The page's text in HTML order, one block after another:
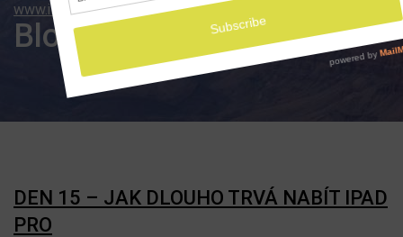
www.ilumio.cz Blog
Blog
DEN 15 – JAK DLOUHO TRVÁ NABÍT IPAD
PRO